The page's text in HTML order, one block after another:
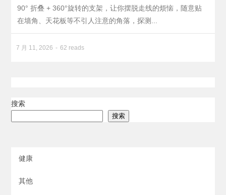
90° 折叠 + 360°旋转的支架，让你摆脱走线的烦恼，随意贴
在墙角、天花板等不引人注意的角落，探测...
7 月 11, 2026 62 reads
搜索
搜索
健康
其他